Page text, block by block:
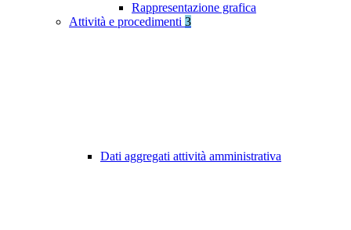
Rappresentazione grafica
Attività e procedimenti 3
Dati aggregati attività amministrativa